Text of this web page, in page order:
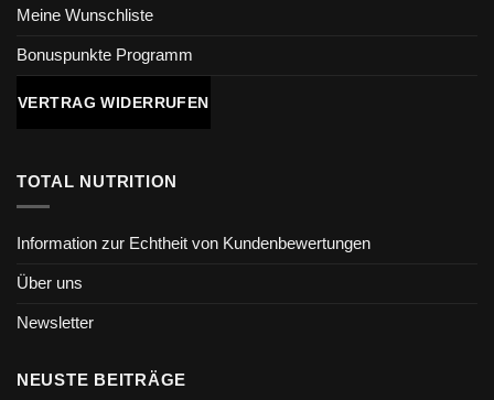
Meine Wunschliste
Bonuspunkte Programm
VERTRAG WIDERRUFEN
TOTAL NUTRITION
Information zur Echtheit von Kundenbewertungen
Über uns
Newsletter
NEUSTE BEITRÄGE